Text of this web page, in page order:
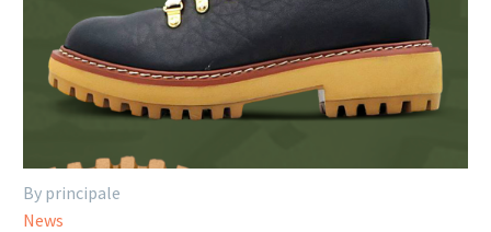
By principale
News